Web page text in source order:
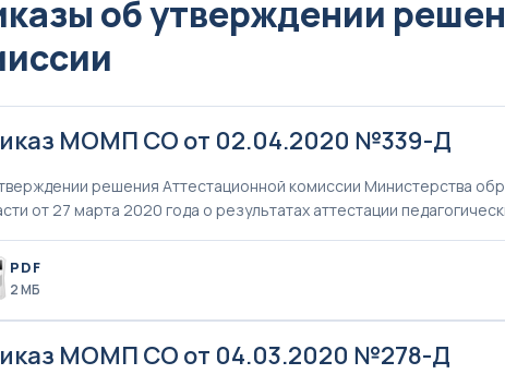
об утверждении
МОМП СО от 02.04.2020 №339-Д
решения Аттестационной комиссии Министерства
от 27 марта 2020 года о результатах аттестации
PDF
2 MБ
МОМП СО от 04.03.2020 №278-Д